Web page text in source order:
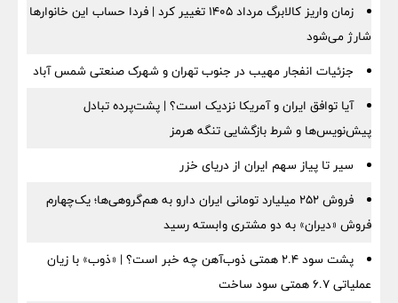
زمان واریز کالابرگ مرداد ۱۴۰۵ تغییر کرد | فردا حساب این خانوارها
شارژ می‌شود
جزئیات انفجار مهیب در جنوب تهران و شهرک صنعتی شمس آباد
آیا توافق ایران و آمریکا نزدیک است؟ | پشت‌پرده تبادل
پیش‌نویس‌ها و شرط بازگشایی تنگه هرمز
سیر تا پیاز سهم ایران از دریای خزر
فروش ۲۵۲ میلیارد تومانی ایران دارو به هم‌گروهی‌ها؛ یک‌چهارم
فروش «دیران» به دو مشتری وابسته رسید
پشت سود ۲.۴ همتی ذوب‌آهن چه خبر است؟ | «ذوب» با زیان
عملیاتی ۶.۷ همتی سود ساخت